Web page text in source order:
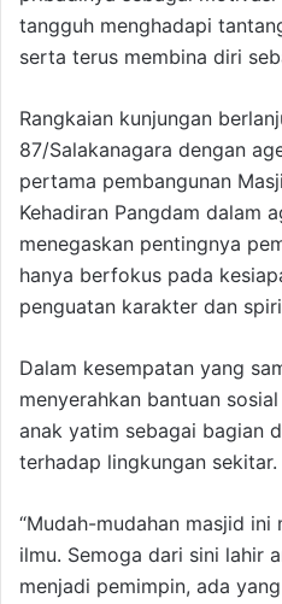
tangguh menghadapi
serta terus membina diri
Rangkaian kunjungan
87/Salakanagara dengan
pertama pembangunan
Kehadiran Pangdam dalam
menegaskan pentingnya
hanya berfokus pada
penguatan karakter dan
Dalam kesempatan yang
menyerahkan bantuan
anak yatim sebagai bagian
terhadap lingkungan sekitar.
“Mudah-mudahan masjid
ilmu. Semoga dari sini lahir
menjadi pemimpin, ada